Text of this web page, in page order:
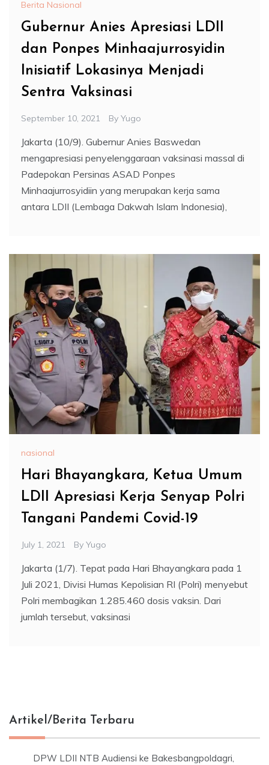
Berita Nasional
Gubernur Anies Apresiasi LDII
dan Ponpes Minhaajurrosyidin
Inisiatif Lokasinya Menjadi
Sentra Vaksinasi
September 10, 2021 By Yugo
Jakarta (10/9). Gubernur Anies Baswedan
mengapresiasi penyelenggaraan vaksinasi massal di
Padepokan Persinas ASAD Ponpes
Minhaajurrosyidiin yang merupakan kerja sama
antara LDII (Lembaga Dakwah Islam Indonesia),
nasional
Hari Bhayangkara, Ketua Umum
LDII Apresiasi Kerja Senyap Polri
Tangani Pandemi Covid-19
July 1, 2021 By Yugo
Jakarta (1/7). Tepat pada Hari Bhayangkara pada 1
Juli 2021, Divisi Humas Kepolisian RI (Polri) menyebut
Polri membagikan 1.285.460 dosis vaksin. Dari
jumlah tersebut, vaksinasi
Artikel/Berita Terbaru
DPW LDII NTB Audiensi ke Bakesbangpoldagri,